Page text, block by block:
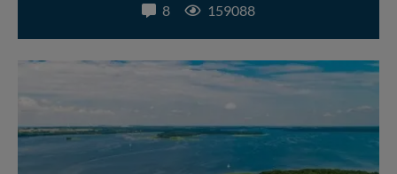
8 159088